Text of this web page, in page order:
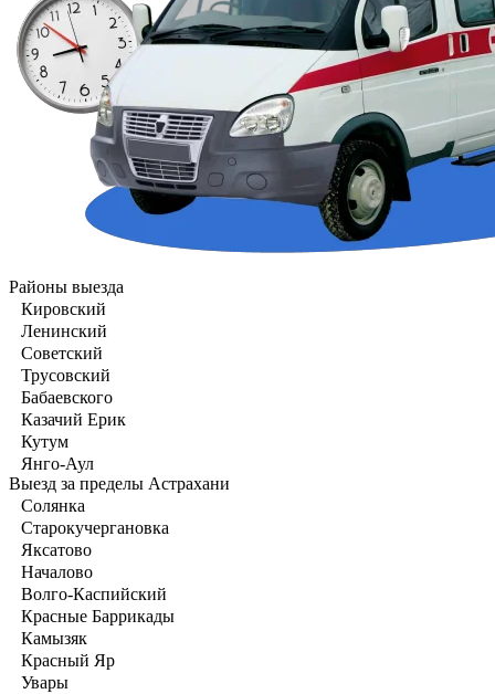
Районы выезда
Кировский
Ленинский
Советский
Трусовский
Бабаевского
Казачий Ерик
Кутум
Янго-Аул
Выезд за пределы Астрахани
Солянка
Старокучергановка
Яксатово
Началово
Волго-Каспийский
Красные Баррикады
Камызяк
Красный Яр
Увары